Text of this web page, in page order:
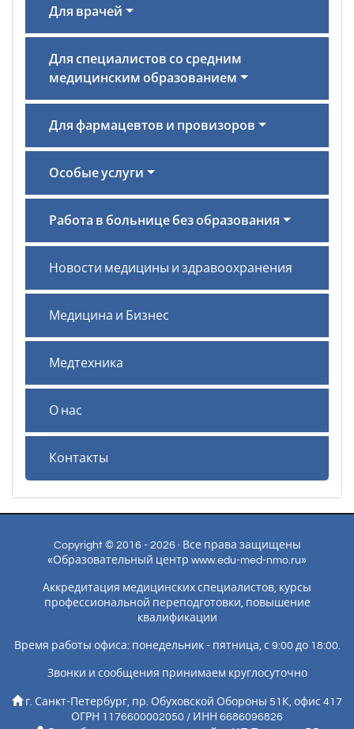
Для врачей
Для специалистов со средним
медицинским образованием
Для фармацевтов и провизоров
Особые услуги
Работа в больнице без образования
Новости медицины и здравоохранения
Медицина и Бизнес
Медтехника
О нас
Контакты
Copyright © 2016 - 2026 · Все права защищены
«Образовательный центр www.edu-med-nmo.ru»
Аккредитация медицинских специалистов, курсы
профессиональной переподготовки, повышение
квалификации
Время работы офиса: понедельник - пятница, с 9:00 до 18:00.
Звонки и сообщения принимаем круглосуточно
г. Санкт-Петербург, пр. Обуховской Обороны 51К, офис 417
ОГРН 1176600002050 / ИНН 6686096826